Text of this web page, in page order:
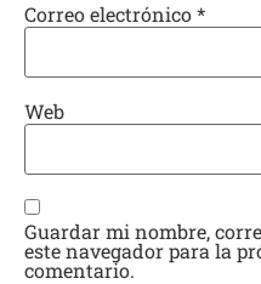
Correo electrónico*
Web
Guardar mi nombre,
este navegador para la
comentario.